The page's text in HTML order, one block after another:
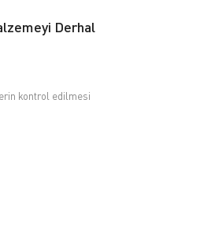
Derhal
kontrol edilmesi